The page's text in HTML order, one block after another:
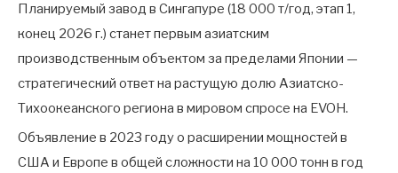
Планируемый завод в Сингапуре (18 000 т/год, этап 1,
конец 2026 г.) станет первым азиатским
производственным объектом за пределами Японии —
стратегический ответ на растущую долю Азиатско-
Тихоокеанского региона в мировом спросе на EVOH.
Объявление в 2023 году о расширении мощностей в
США и Европе в общей сложности на 10 000 тонн в год